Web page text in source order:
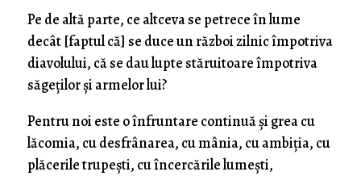
Pe de altă parte, ce altceva se petrece în lume
decât [faptul că] se duce un război zilnic împotriva
diavolului, că se dau lupte stăruitoare împotriva
săgeţilor şi armelor lui?
Pentru noi este o înfruntare continuă şi grea cu
lăcomia, cu desfrânarea, cu mânia, cu ambiţia, cu
plăcerile trupeşti, cu încercările lumeşti,